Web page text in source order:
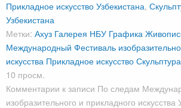
Прикладное искусство Узбекистана,
Узбекистана
Метки: Ахуз Галерея НБУ Графика
Международный Фестиваль
искусства Прикладное искусствоСкульптура
10 просм.
Комментарии к записи По следам
изобразительного и прикладного искусства